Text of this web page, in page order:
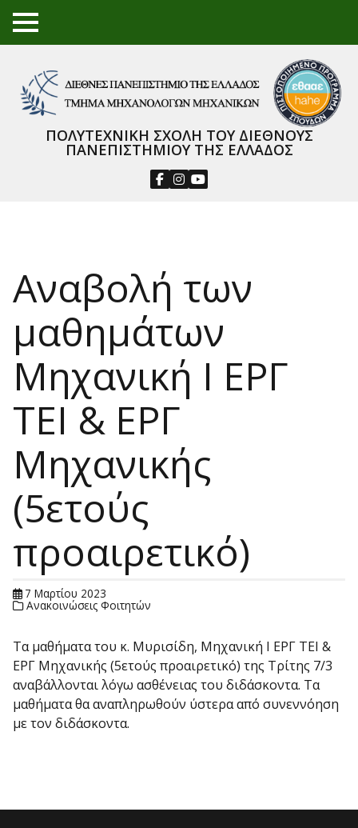
TO
GGL
NU
ΠΟΛΥΤΕΧΝΙΚΗ ΣΧΟΛΗ ΤΟΥ ΔΙΕΘΝΟΥΣ
ΠΑΝΕΠΙΣΤΗΜΙΟΥ ΤΗΣ ΕΛΛΑΔΟΣ
Αναβολή των
μαθημάτων
Μηχανική Ι ΕΡΓ
ΤΕΙ & ΕΡΓ
Μηχανικής
(5ετούς
προαιρετικό)
7 Μαρτίου 2023
Ανακοινώσεις Φοιτητών
Τα μαθήματα του κ. Μυρισίδη, Μηχανική Ι ΕΡΓ ΤΕΙ &
ΕΡΓ Μηχανικής (5ετούς προαιρετικό) της Τρίτης 7/3
αναβάλλονται λόγω ασθένειας του διδάσκοντα. Τα
μαθήματα θα αναπληρωθούν ύστερα από συνεννόηση
με τον διδάσκοντα.